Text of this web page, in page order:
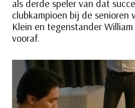
als derde speler van dat
clubkampioen bij de senioren
Klein en tegenstander
vooraf.